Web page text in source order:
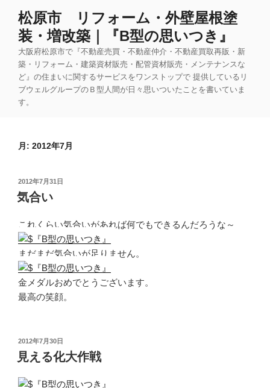
松原市 リフォーム・外壁屋根塗
装・増改築｜『B型の思いつき』
大阪府松原市で『不動産売買・不動産仲介・不動産買取再販・新
築・リフォーム・建築資材販売・配管資材販売・メンテナンスな
ど』の住まいに関するサービスをワンストップで 提供しているリ
ブウェルグループのＢ型人間が日々思いついたことを書いていま
す。
月: 2012年7月
投
稿
日:
2012年7月31日
気合い
これくらい気合いがあれば何でもできるんだろうな～
まだまだ気合いが足りません。
金メダルおめでとうございます。
最高の笑顔。
投
稿
日:
2012年7月30日
見える化大作戦